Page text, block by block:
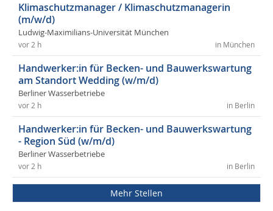
Klimaschutzmanager / Klimaschutzmanagerin
(m/w/d)
Ludwig-Maximilians-Universität München
in München
vor 2 h
Handwerker:in für Becken- und Bauwerkswartung
am Standort Wedding (w/m/d)
Berliner Wasserbetriebe
in Berlin
vor 2 h
Handwerker:in für Becken- und Bauwerkswartung
- Region Süd (w/m/d)
Berliner Wasserbetriebe
in Berlin
vor 2 h
Mehr Stellen